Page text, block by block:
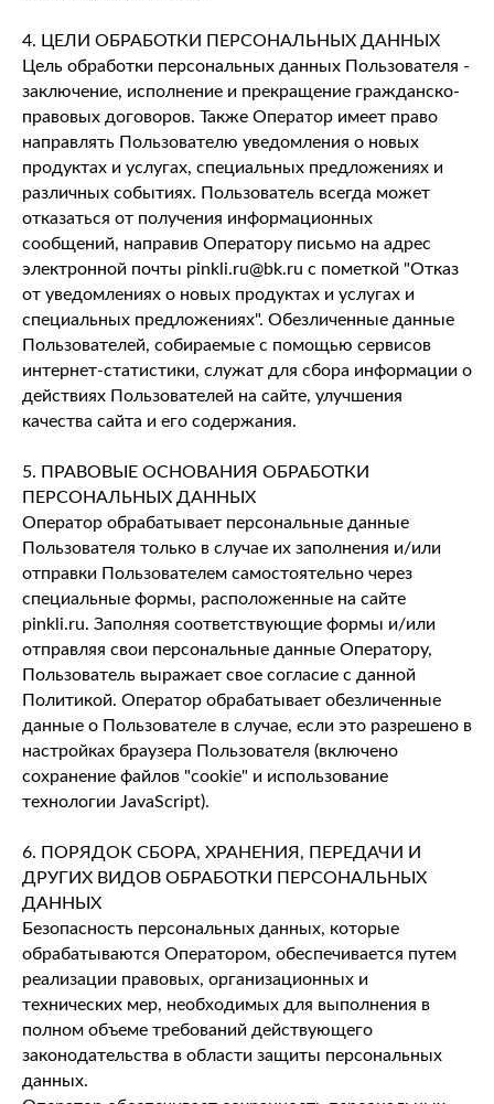
4. ЦЕЛИ ОБРАБОТКИ ПЕРСОНАЛЬНЫХ ДАННЫХ
Цель обработки персональных данных Пользователя -
заключение, исполнение и прекращение гражданско-
правовых договоров. Также Оператор имеет право
направлять Пользователю уведомления о новых
продуктах и услугах, специальных предложениях и
различных событиях. Пользователь всегда может
отказаться от получения информационных
сообщений, направив Оператору письмо на адрес
электронной почты pinkli.ru@bk.ru с пометкой "Отказ
от уведомлениях о новых продуктах и услугах и
специальных предложениях". Обезличенные данные
Пользователей, собираемые с помощью сервисов
интернет-статистики, служат для сбора информации о
действиях Пользователей на сайте, улучшения
качества сайта и его содержания.
5. ПРАВОВЫЕ ОСНОВАНИЯ ОБРАБОТКИ
ПЕРСОНАЛЬНЫХ ДАННЫХ
Оператор обрабатывает персональные данные
Пользователя только в случае их заполнения и/или
отправки Пользователем самостоятельно через
специальные формы, расположенные на сайте
pinkli.ru. Заполняя соответствующие формы и/или
отправляя свои персональные данные Оператору,
Пользователь выражает свое согласие с данной
Политикой. Оператор обрабатывает обезличенные
данные о Пользователе в случае, если это разрешено в
настройках браузера Пользователя (включено
сохранение файлов "cookie" и использование
технологии JavaScript).
6. ПОРЯДОК СБОРА, ХРАНЕНИЯ, ПЕРЕДАЧИ И
ДРУГИХ ВИДОВ ОБРАБОТКИ ПЕРСОНАЛЬНЫХ
ДАННЫХ
Безопасность персональных данных, которые
обрабатываются Оператором, обеспечивается путем
реализации правовых, организационных и
технических мер, необходимых для выполнения в
полном объеме требований действующего
законодательства в области защиты персональных
данных.